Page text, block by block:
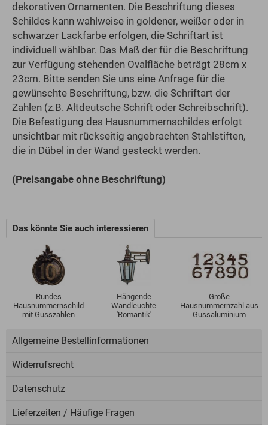
dekorativen Ornamenten. Die Beschriftung dieses
Schildes kann wahlweise in goldener, weißer oder in
schwarzer Lackfarbe erfolgen, die Schriftart ist
individuell wählbar. Das Maß der für die Beschriftung
zur Verfügung stehenden Ovalfläche beträgt 28cm x
23cm. Bitte senden Sie uns eine Anfrage für die
gewünschte Beschriftung, bzw. die Schriftart der
Zahlen (z.B. Altdeutsche Schrift oder Schreibschrift).
Die Befestigung des Hausnummernschildes erfolgt
unsichtbar mit rückseitig angebrachten Stahlstiften,
die in Dübel in der Wand gesteckt werden.
(Preisangabe ohne Beschriftung)
Das könnte Sie auch interessieren
Rundes
Hausnummernschild
mit Gusszahlen
Hängende
Wandleuchte
'Romantik'
Große
Hausnummernzahl aus
Gussaluminium
Allgemeine Bestellinformationen
Widerrufsrecht
Datenschutz
Lieferzeiten / Häufige Fragen